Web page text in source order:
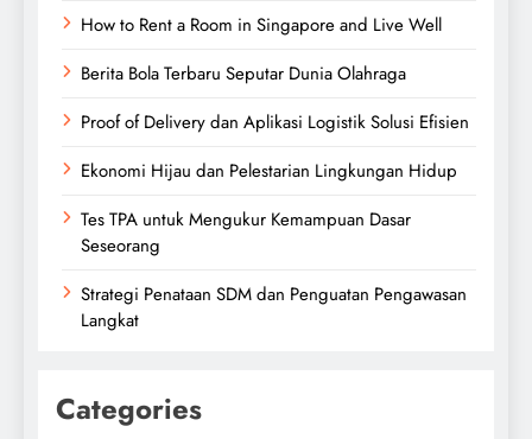
How to Rent a Room in Singapore and Live Well
Berita Bola Terbaru Seputar Dunia Olahraga
Proof of Delivery dan Aplikasi Logistik Solusi Efisien
Ekonomi Hijau dan Pelestarian Lingkungan Hidup
Tes TPA untuk Mengukur Kemampuan Dasar
Seseorang
Strategi Penataan SDM dan Penguatan Pengawasan
Langkat
Categories